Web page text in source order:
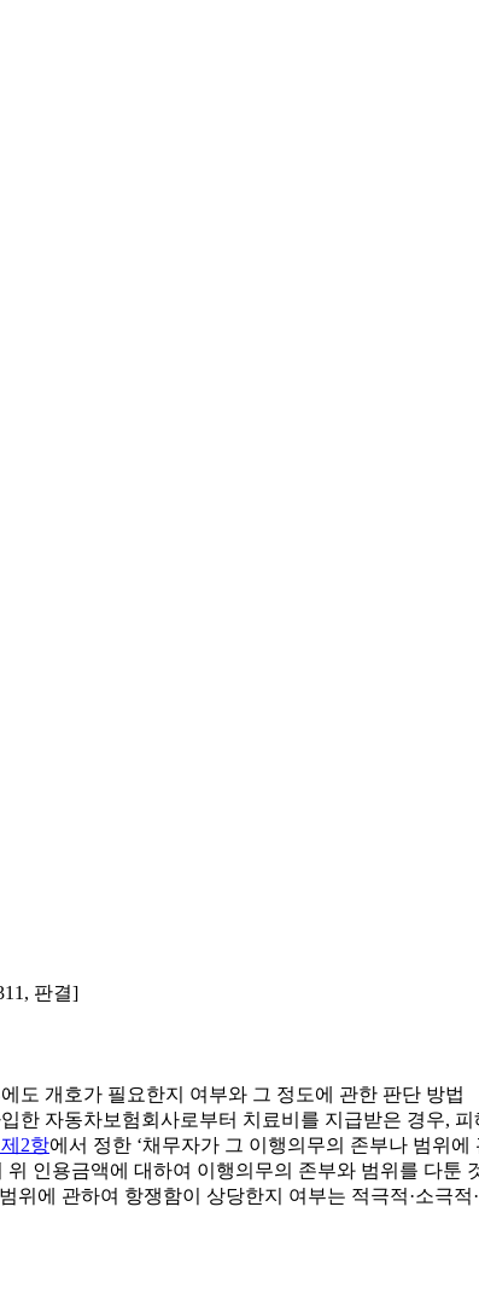
판결]
도 개호가 필요한지 여부와 그 정도에 관한 판단 방법
한 자동차보험회사로부터 치료비를 지급받은 경우,
2항에서 정한 ‘채무자가 그 이행의무의 존부나 범위
인용금액에 대하여 이행의무의 존부와 범위를 다툰
위에 관하여 항쟁함이 상당한지 여부는 적극적·소극